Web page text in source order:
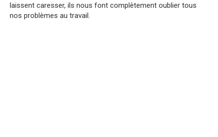
laissent caresser, ils nous font complètement oublier tous
nos problèmes au travail.